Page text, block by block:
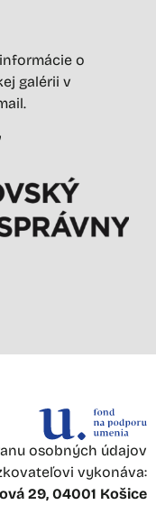
o
galérii v
osobných údajov
vykonáva:
29, 04001 Košice